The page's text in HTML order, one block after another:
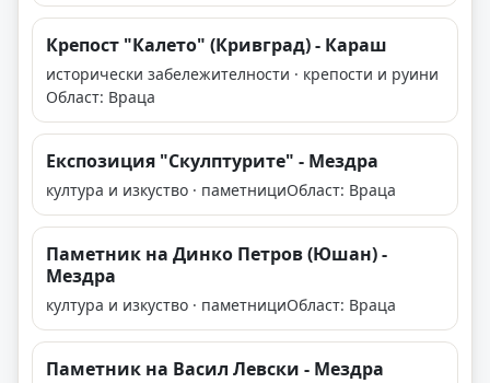
Крепост "Калето" (Кривград) - Караш
исторически забележителности · крепости и руини
Област: Враца
Експозиция "Скулптурите" - Мездра
култура и изкуство · паметнициОбласт: Враца
Паметник на Динко Петров (Юшан) -
Мездра
култура и изкуство · паметнициОбласт: Враца
Паметник на Васил Левски - Мездра